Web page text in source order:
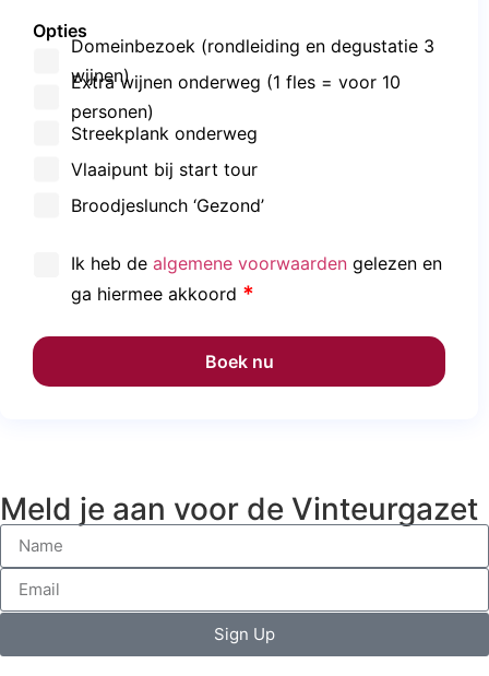
Opties
Domeinbezoek (rondleiding en degustatie 3
wijnen)
Extra wijnen onderweg (1 fles = voor 10
personen)
Streekplank onderweg
Vlaaipunt bij start tour
Broodjeslunch ‘Gezond’
Ik heb de algemene voorwaarden gelezen en
ga hiermee akkoord
Boek nu
Meld je aan voor de Vinteurgazet
Sign Up